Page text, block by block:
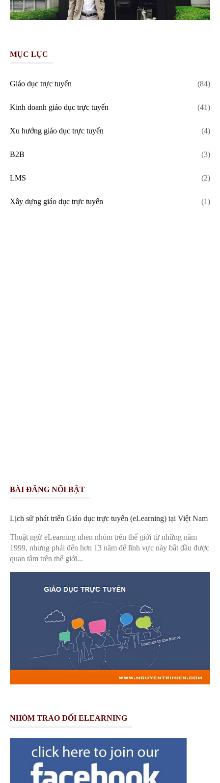
MỤC LỤC
Giáo dục trực tuyến (84)
Kinh doanh giáo dục trực tuyến (41)
Xu hướng giáo dục trực tuyến (4)
B2B (3)
LMS (2)
Xây dựng giáo dục trực tuyến (1)
BÀI ĐĂNG NỔI BẬT
Lịch sử phát triển Giáo dục trực tuyến (eLearning) tại Việt Nam
Thuật ngữ eLearning nhen nhóm trên thế giới từ những năm
1999, nhưng phải đến hơn 13 năm để lĩnh vực này bắt đầu được
quan tâm trên thế giới...
NHÓM TRAO ĐỔI ELEARNING